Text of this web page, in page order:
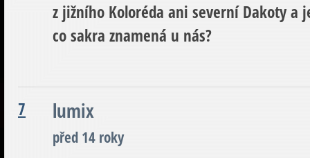
z jižního Koloréda ani severní Dakoty a
co sakra znamená u nás?
7 lumix
před 14 roky